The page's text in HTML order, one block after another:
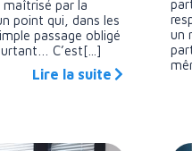
par la
point qui, dans les
passage obligé
C’est[...]
Lire la suite
un